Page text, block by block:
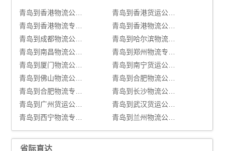
青岛到香港物流公司_青岛至香港物流专线
青岛到香港货运公司|青岛到香港货运专线
青岛到香港物流专线|青岛至香港货运公司
青岛到香港物流公司_青岛到香港货运_青岛至香港物流专线
青岛到成都物流公司_青岛到成都货运_青岛至成都物流专线
青岛到哈尔滨物流公司_青岛至哈尔滨物流专线
青岛到南昌物流公司_青岛到南昌货运_青岛至南昌物流专线
青岛到郑州物流专线|青岛至郑州货运公司
青岛到厦门物流公司_青岛到厦门货运_青岛至厦门物流专线
青岛到南宁货运公司|青岛到南宁货运专线
青岛到佛山物流公司_青岛到佛山货运_青岛至佛山物流专线
青岛到合肥物流公司_青岛到合肥货运_青岛至合肥物流专线
青岛到合肥物流专线|青岛至合肥货运公司
青岛到长沙物流公司_青岛至长沙物流专线
青岛到广州货运公司|青岛到广州货运专线
青岛到武汉货运公司|青岛到武汉货运专线
青岛到西宁物流专线|青岛至西宁货运公司
青岛到兰州物流公司_青岛到兰州货运_青岛至兰州物流专线
省际直达